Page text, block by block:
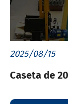
2025/08/15
Caseta de